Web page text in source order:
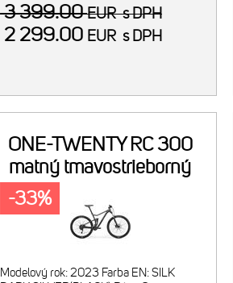
3 399.00EURs DPH
2 299.00 EUR s DPH
ONE-TWENTY RC 300
matný tmavostrieborný
Modelový rok: 2023 Farba EN: SILK
-33%